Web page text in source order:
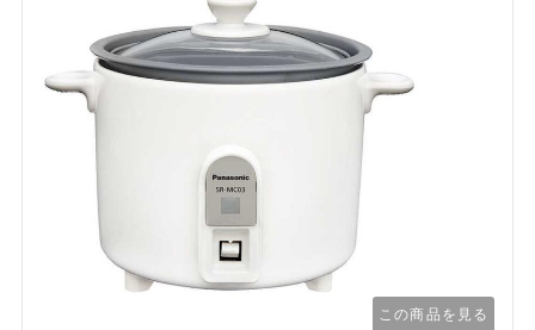
この商品を見る